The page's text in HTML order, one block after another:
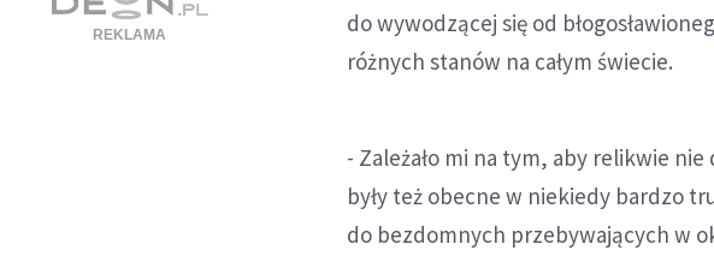
do wywodzącej się od
różnych stanów na całym świecie.
- Zależało mi na tym, aby relikwie
były też obecne w niekiedy bardzo
do bezdomnych przebywających w